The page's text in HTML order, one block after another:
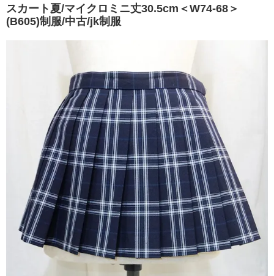
スカート夏/マイクロミニ丈30.5cm＜W74-68＞
(B605)制服/中古/jk制服